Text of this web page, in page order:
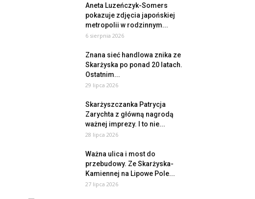
Aneta Luzeńczyk-Somers
pokazuje zdjęcia japońskiej
metropolii w rodzinnym...
6 sierpnia 2026
Znana sieć handlowa znika ze
Skarżyska po ponad 20 latach.
Ostatnim...
29 lipca 2026
Skarżyszczanka Patrycja
Zarychta z główną nagrodą
ważnej imprezy. I to nie...
28 lipca 2026
Ważna ulica i most do
przebudowy. Ze Skarżyska-
Kamiennej na Lipowe Pole...
27 lipca 2026